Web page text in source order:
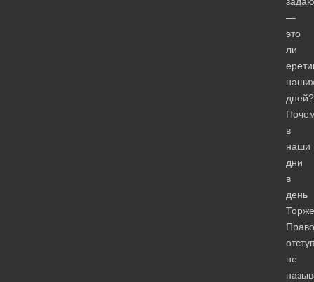
—
это
ли
дней?
в
наши
дни
в
день
не